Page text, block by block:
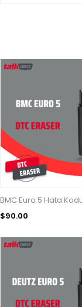
BMC Euro 5 Hata
$90.00